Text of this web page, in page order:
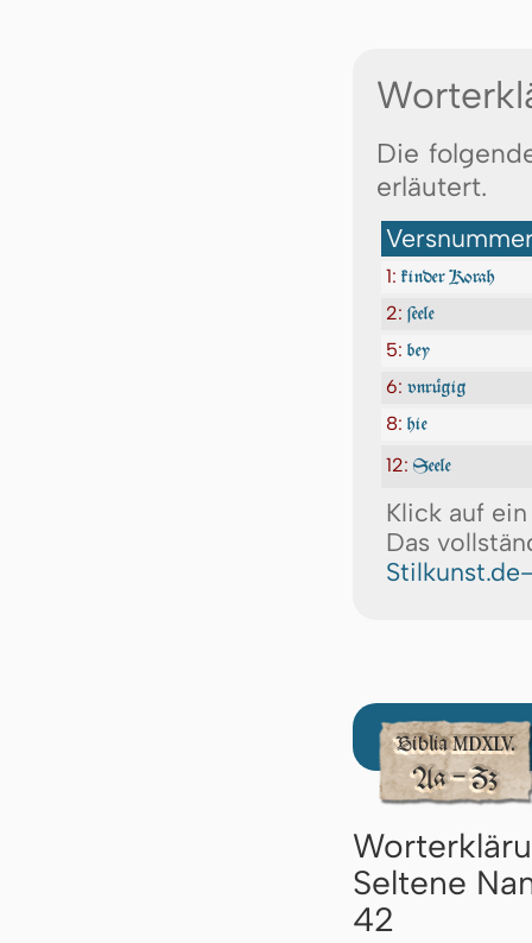
Die
erläutert.
1: kinder Korah
2: ſeele
5: bey
6: vnrügig
8: hie
12: Seele
Klick auf
Das
Seltene
42